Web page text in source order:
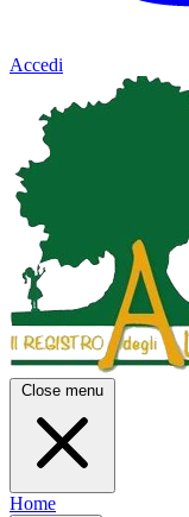
Accedi
Close menu
Home